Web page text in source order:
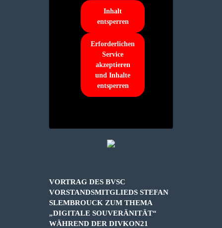
Inhalt
entsperren
Erforderlichen
Service
akzeptieren
und Inhalte
entsperren
VORTRAG DES BVSC
VORSTANDSMITGLIEDS STEFAN
SLEMBROUCK ZUM THEMA
„DIGITALE SOUVERÄNITÄT“
WÄHREND DER DIVKON21